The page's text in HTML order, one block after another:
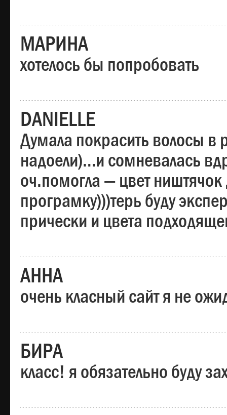
МАРИНА
хотелось бы попробовать
DANIELLE
Думала покрасить волосы
надоели)…и сомневалась
оч.помогла — цвет
програмку)))терь буду
прически и цвета
АННА
очень класный сайт я не
БИРА
класс! я обязательно буду